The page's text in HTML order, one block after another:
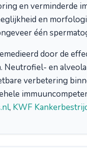
en verminderde
en
één
door de
Neutrofiel- en
verbetering
, KWF